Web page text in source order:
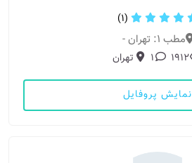
(1)
مطب 1: تهران -
1912
1 تهران
نمایش پروفایل